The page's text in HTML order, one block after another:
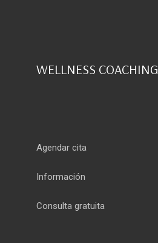
WELLNESS COACHING
Agendar cita
Información
Consulta gratuita